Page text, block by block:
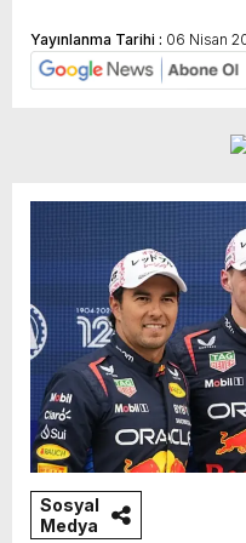
Yayınlanma Tarihi : 06 Nisan
Sosyal
Medya